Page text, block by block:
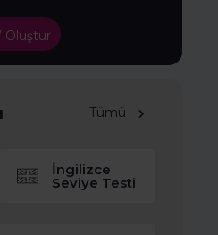
Oluştur
Tümü
İngilizce
Seviye Testi